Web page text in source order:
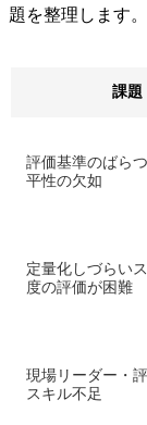
題を整理します。
課題
評価基準のばら
平性の欠如
定量化しづらい
度の評価が困難
現場リーダー・
スキル不足